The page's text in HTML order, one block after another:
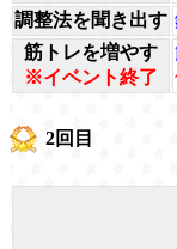
調整法を聞き出す
筋トレを増やす
※イベント終了
2回目